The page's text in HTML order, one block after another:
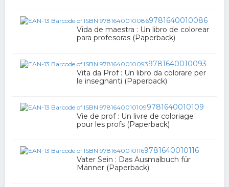
9781640010086
Vida de maestra : Un libro de colorear
para profesoras (Paperback)
9781640010093
Vita da Prof : Un libro da colorare per
le insegnanti (Paperback)
9781640010109
Vie de prof : Un livre de coloriage
pour les profs (Paperback)
9781640010116
Vater Sein : Das Ausmalbuch für
Männer (Paperback)